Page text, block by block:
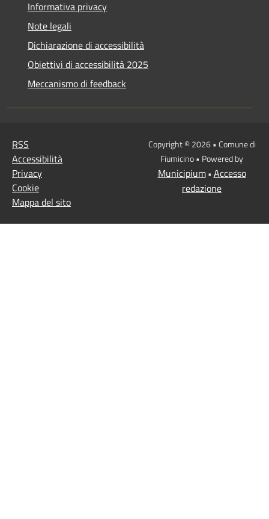
Informativa privacy
Note legali
Dichiarazione di accessibilità
Obiettivi di accessibilità 2025
Meccanismo di feedback
RSS
Accessibilità
Privacy
Cookie
Mappa del sito
Copyright © 2026 • Comune di
Fiumicino • Powered by
Municipium• Accesso
redazione